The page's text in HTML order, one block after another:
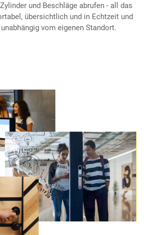
und Beschläge abrufen - all das
übersichtlich und in Echtzeit und
vom eigenen Standort.